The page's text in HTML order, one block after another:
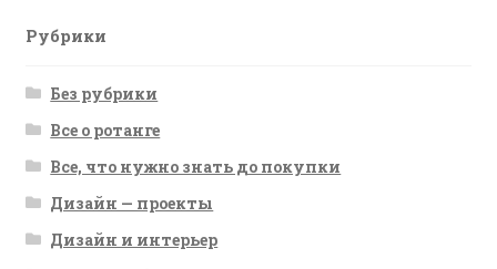
Рубрики
Без рубрики
Все о ротанге
Все, что нужно знать до покупки
Дизайн — проекты
Дизайн и интерьер